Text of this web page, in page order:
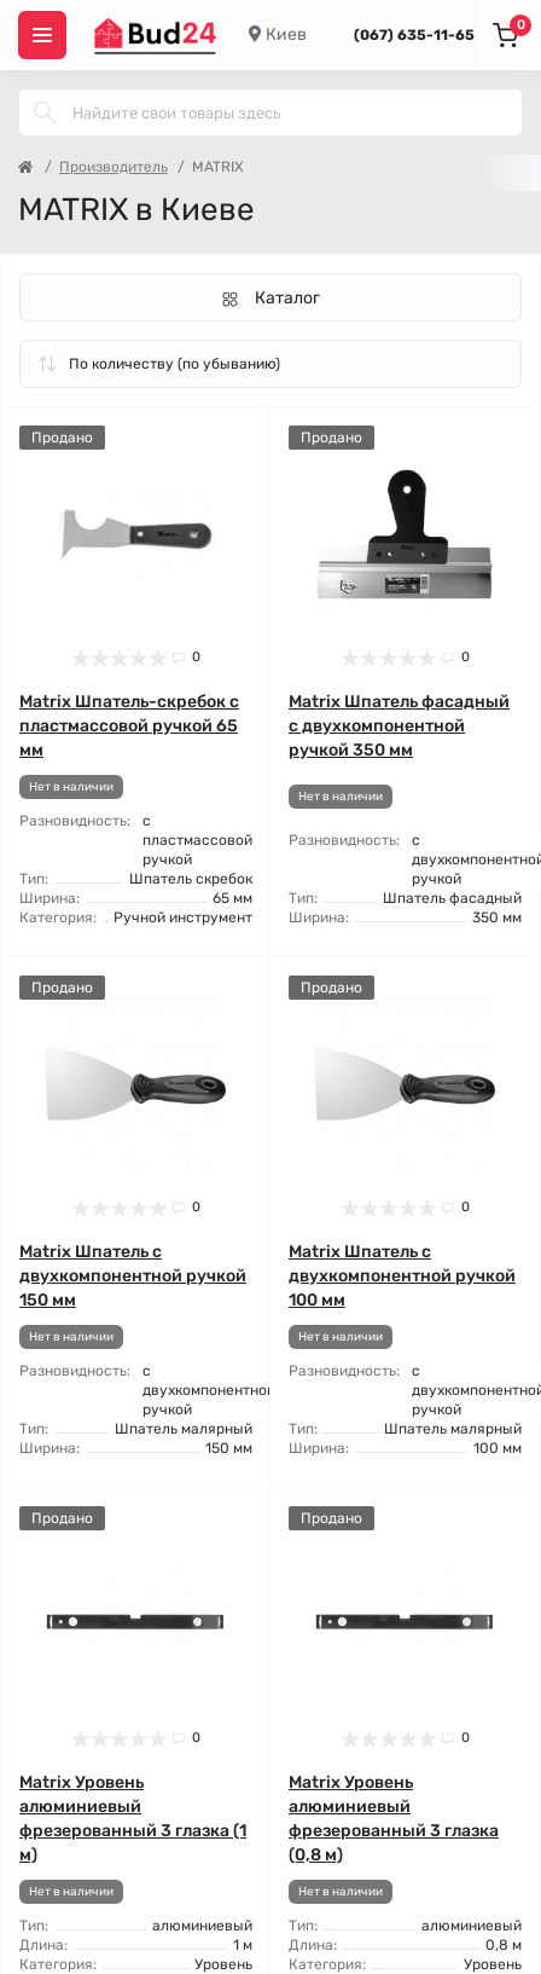
Киев (067) 635-11-65
0
Производитель MATRIX
MATRIX в Киеве
Каталог
Продано
0
Matrix Шпатель-скребок с
пластмассовой ручкой 65
мм
Нет в наличии
Разновидность:
с
пластмассовой
ручкой
Тип:
Шпатель скребок
Ширина:
65 мм
Категория:
Ручной инструмент
Продано
0
Matrix Шпатель фасадный
с двухкомпонентной
ручкой 350 мм
Нет в наличии
Разновидность:
с
ручкой
Тип:
Шпатель фасадный
Ширина:
350 мм
Продано
0
Matrix Шпатель с
двухкомпонентной ручкой
150 мм
Нет в наличии
Разновидность:
с
двухкомпонентной
ручкой
Тип:
Шпатель малярный
Ширина:
150 мм
Продано
0
Matrix Шпатель с
двухкомпонентной ручкой
100 мм
Нет в наличии
Разновидность:
с
ручкой
Тип:
Шпатель малярный
Ширина:
100 мм
Продано
0
Matrix Уровень
алюминиевый
фрезерованный 3 глазка (1
м)
Нет в наличии
Тип:
алюминиевый
Длина:
1 м
Категория:
Уровень
Продано
0
Matrix Уровень
алюминиевый
фрезерованный 3 глазка
(0,8 м)
Нет в наличии
Тип:
алюминиевый
Длина:
0,8 м
Категория:
Уровень